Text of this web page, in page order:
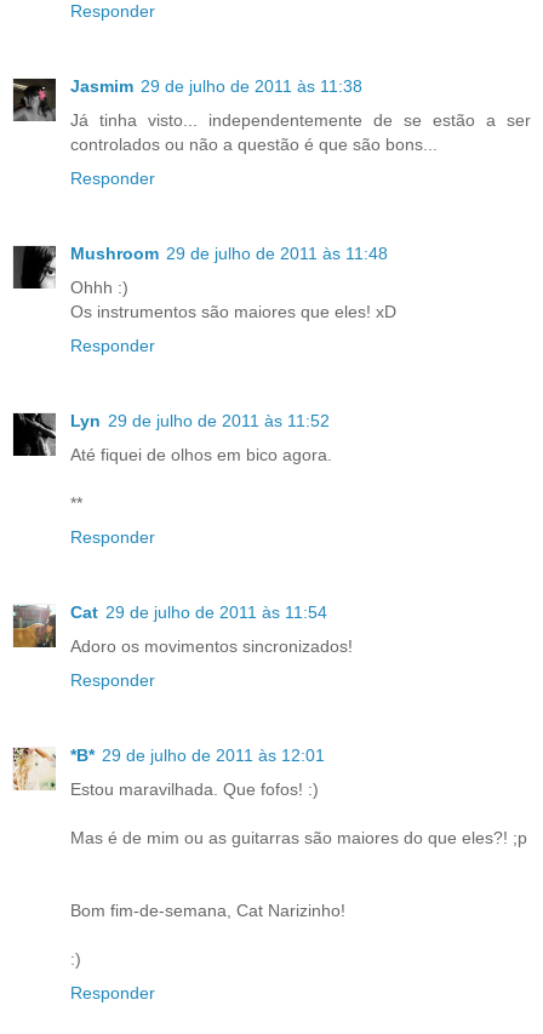
Responder
Jasmim 29 de julho de 2011 às 11:38
Já tinha visto... independentemente de se estão a ser
controlados ou não a questão é que são bons...
Responder
Mushroom 29 de julho de 2011 às 11:48
Ohhh :)
Os instrumentos são maiores que eles! xD
Responder
Lyn 29 de julho de 2011 às 11:52
Até fiquei de olhos em bico agora.
**
Responder
Cat 29 de julho de 2011 às 11:54
Adoro os movimentos sincronizados!
Responder
*B* 29 de julho de 2011 às 12:01
Estou maravilhada. Que fofos! :)
Mas é de mim ou as guitarras são maiores do que eles?! ;p
Bom fim-de-semana, Cat Narizinho!
:)
Responder